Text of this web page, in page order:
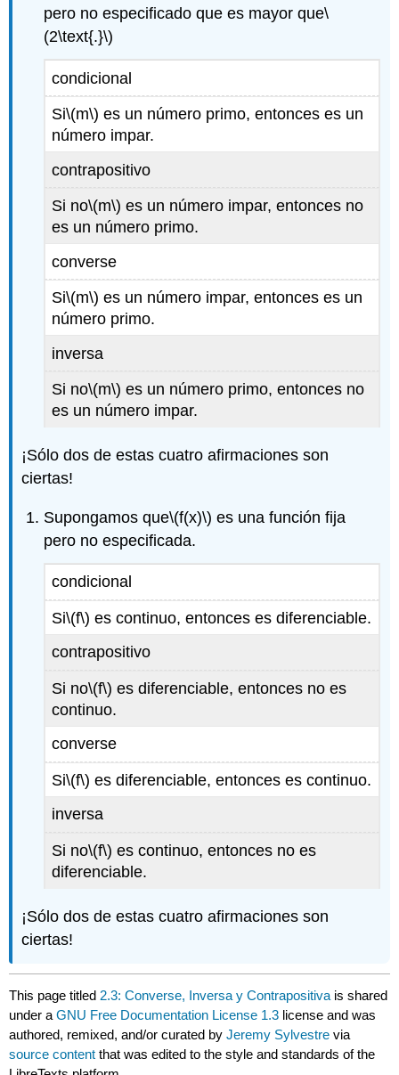
pero no especificado que es mayor que\
(2\text{.}\)
condicional
Si\(m\) es un número primo, entonces es un
número impar.
contrapositivo
Si no\(m\) es un número impar, entonces no
es un número primo.
converse
Si\(m\) es un número impar, entonces es un
número primo.
inversa
Si no\(m\) es un número primo, entonces no
es un número impar.
¡Sólo dos de estas cuatro afirmaciones son
ciertas!
Supongamos que\(f(x)\) es una función fija
pero no especificada.
condicional
Si\(f\) es continuo, entonces es diferenciable.
contrapositivo
Si no\(f\) es diferenciable, entonces no es
continuo.
converse
Si\(f\) es diferenciable, entonces es continuo.
inversa
Si no\(f\) es continuo, entonces no es
diferenciable.
¡Sólo dos de estas cuatro afirmaciones son
ciertas!
This page titled 2.3: Converse, Inversa y Contrapositiva is shared
under aGNU Free Documentation License 1.3 license and was
authored, remixed, and/or curated byJeremy Sylvestre via
source content that was edited to the style and standards of the